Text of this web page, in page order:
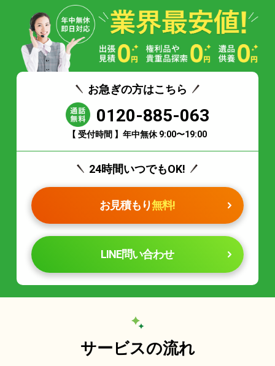
お急ぎの方はこちら
0120-885-063
【 受付時間 】年中無休 9:00〜19:00
24時間いつでもOK!
お見積もり無料!
LINE問い合わせ
サービスの流れ